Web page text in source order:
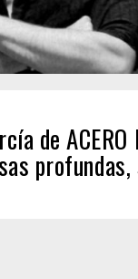
de